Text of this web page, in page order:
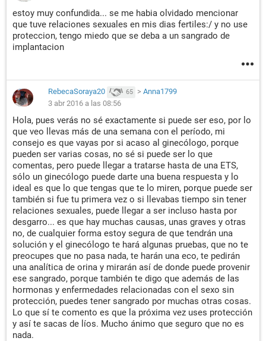
estoy muy confundida... se me habia olvidado mencionar
que tuve relaciones sexuales en mis dias fertiles:/ y no use
proteccion, tengo miedo que se deba a un sangrado de
implantacion
RebecaSoraya20 65 > Anna1799
3 abr 2016 a las 08:56
Hola, pues verás no sé exactamente si puede ser eso, por lo
que veo llevas más de una semana con el período, mi
consejo es que vayas por si acaso al ginecólogo, porque
pueden ser varias cosas, no sé si puede ser lo que
comentas, pero puede llegar a tratarse hasta de una ETS,
sólo un ginecólogo puede darte una buena respuesta y lo
ideal es que lo que tengas que te lo miren, porque puede ser
también si fue tu primera vez o si llevabas tiempo sin tener
relaciones sexuales, puede llegar a ser incluso hasta por
desgarro... es que hay muchas causas, unas graves y otras
no, de cualquier forma estoy segura de que tendrán una
solución y el ginecólogo te hará algunas pruebas, que no te
preocupes que no pasa nada, te harán una eco, te pedirán
una analítica de orina y mirarán así de donde puede provenir
ese sangrado, porque también te digo que además de las
hormonas y enfermedades relacionadas con el sexo sin
protección, puedes tener sangrado por muchas otras cosas.
Lo que sí te comento es que la próxima vez uses protección
y así te sacas de líos. Mucho ánimo que seguro que no es
nada.